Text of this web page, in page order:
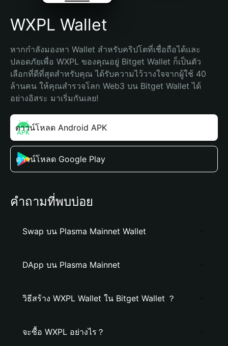
WXPL Wallet
หากกำลังมองหา Wallet สำหรับคริปโตที่เชื่อถือได้และ
ปลอดภัยเพื่อ WXPL ของคุณอยู่ Bitget Wallet ก็เป็นตัว
เลือกที่ดีที่สุดสำหรับคุณ ได้รับความไว้วางใจจากผู้ใช้ 40
ล้านคน ให้คุณสำรวจโลก Web3 บน Bitget Wallet ได้
อย่างอิสระ มาเริ่มกันเลย!
ดาวน์โหลด Android APK
ดาวน์โหลด Google Play
คำถามที่พบบ่อย
Swap บน Plasma Mainnet Wallet
DApp บน Plasma Mainnet
วิธีสร้าง WXPL Wallet ใน Bitget Wallet ？
จะซื้อ WXPL อย่างไร？